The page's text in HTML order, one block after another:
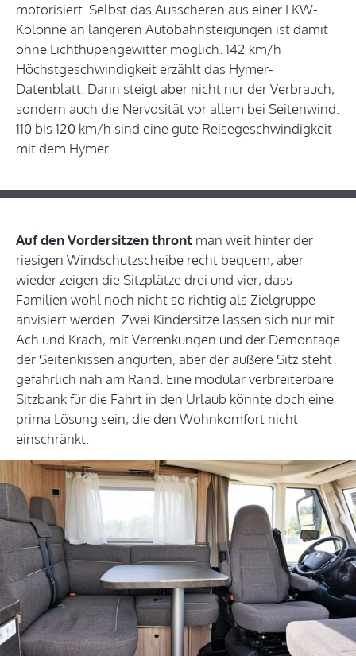
motorisiert. Selbst das Ausscheren aus einer LKW-
Kolonne an längeren Autobahnsteigungen ist damit
ohne Lichthupengewitter möglich. 142 km/h
Höchstgeschwindigkeit erzählt das Hymer-
Datenblatt. Dann steigt aber nicht nur der Verbrauch,
sondern auch die Nervosität vor allem bei Seitenwind.
110 bis 120 km/h sind eine gute Reisegeschwindigkeit
mit dem Hymer.
Auf den Vordersitzen thront man weit hinter der
riesigen Windschutzscheibe recht bequem, aber
wieder zeigen die Sitzplätze drei und vier, dass
Familien wohl noch nicht so richtig als Zielgruppe
anvisiert werden. Zwei Kindersitze lassen sich nur mit
Ach und Krach, mit Verrenkungen und der Demontage
der Seitenkissen angurten, aber der äußere Sitz steht
gefährlich nah am Rand. Eine modular verbreiterbare
Sitzbank für die Fahrt in den Urlaub könnte doch eine
prima Lösung sein, die den Wohnkomfort nicht
einschränkt.